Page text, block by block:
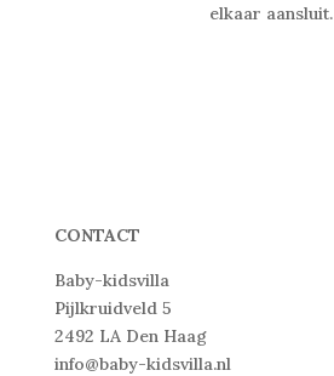
elkaar aansluit.
CONTACT
Baby-kidsvilla
Pijlkruidveld 5
2492 LA Den Haag
info@baby-kidsvilla.nl